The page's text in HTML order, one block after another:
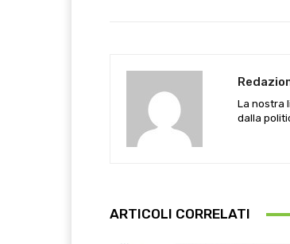
La nostra
dalla
ARTICOLI CORRELATI